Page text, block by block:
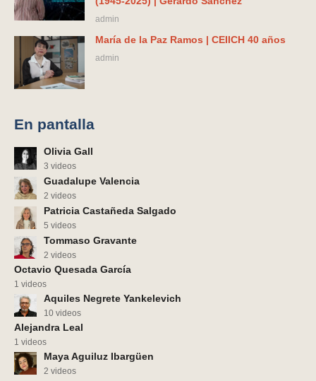
admin
María de la Paz Ramos | CEIICH 40 años
admin
En pantalla
Olivia Gall
3 videos
Guadalupe Valencia
2 videos
Patricia Castañeda Salgado
5 videos
Tommaso Gravante
2 videos
Octavio Quesada García
1 videos
Aquiles Negrete Yankelevich
10 videos
Alejandra Leal
1 videos
Maya Aguiluz Ibargüen
2 videos